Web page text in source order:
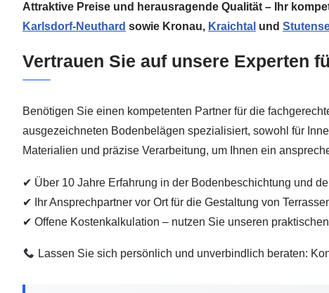
Attraktive Preise und herausragende Qualität – Ihr
Karlsdorf-Neuthard sowie Kronau, Kraichtal und
Vertrauen Sie auf unsere Experten
Benötigen Sie einen kompetenten Partner für die
ausgezeichneten Bodenbelägen spezialisiert, sowohl für
Materialien und präzise Verarbeitung, um Ihnen ein
✔ Über 10 Jahre Erfahrung in der Bodenbeschichtung und
✔ Ihr Ansprechpartner vor Ort für die Gestaltung von
✔ Offene Kostenkalkulation – nutzen Sie unseren
Lassen Sie sich persönlich und unverbindlich beraten: